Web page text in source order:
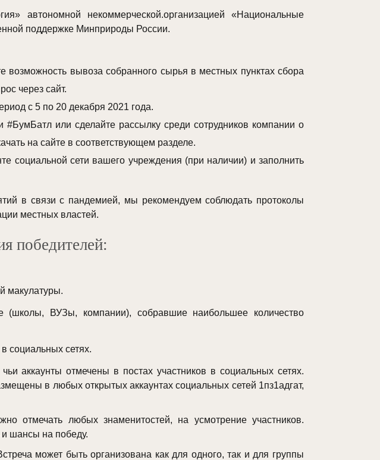
автономной некоммерческой.организацией «Национальные
поддержке Минприроды России.
вывоза собранного сырья в местных пунктах сбора
через сайт.
с 5 по 20 декабря 2021 года.
или сделайте рассылку среди сотрудников компании о
на сайте в соответствующем разделе.
социальной сети вашего учреждения (при наличии) и заполнить
в связи с пандемией, мы рекомендуем соблюдать протоколы
местных властей.
победителей:
макулатуры.
ВУЗы, компании), собравшие наибольшее количество
социальных сетях.
аккаунты отмечены в постах участников в социальных сетях.
в любых открытых аккаунтах социальных сетей 1пз1адгат,
отмечать любых знаменитостей, на усмотрение участников.
и шансы на победу.
может быть организована как для одного, так и для группы